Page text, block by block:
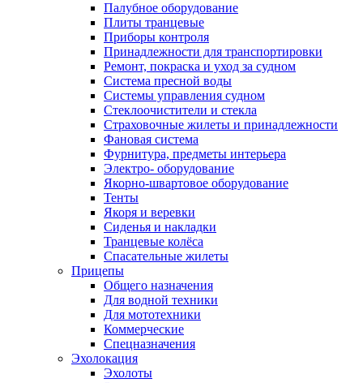
Палубное оборудование
Плиты транцевые
Приборы контроля
Принадлежности для транспортировки
Ремонт, покраска и уход за судном
Система пресной воды
Системы управления судном
Стеклоочистители и стекла
Страховочные жилеты и принадлежности
Фановая система
Фурнитура, предметы интерьера
Электро- оборудование
Якорно-швартовое оборудование
Тенты
Якоря и веревки
Сиденья и накладки
Транцевые колёса
Спасательные жилеты
Прицепы
Общего назначения
Для водной техники
Для мототехники
Коммерческие
Спецназначения
Эхолокация
Эхолоты